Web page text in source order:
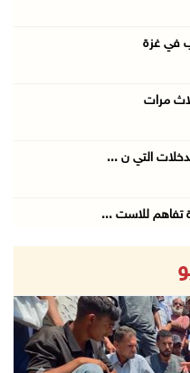
في غزة
مرات
التي ن ...
تفاهم للاست ...
دياب ...
مواشيهم في أر ...